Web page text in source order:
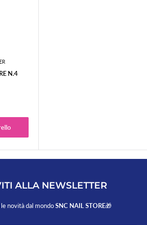
N.4
ALLA NEWSLETTER
novità dal mondoSNC NAIL STORE🎁